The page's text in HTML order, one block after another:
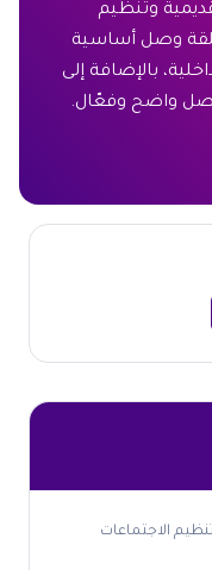
وتنظيم
وصل أساسية
بالإضافة إلى
واضح وفعّال.
الاجتماعات